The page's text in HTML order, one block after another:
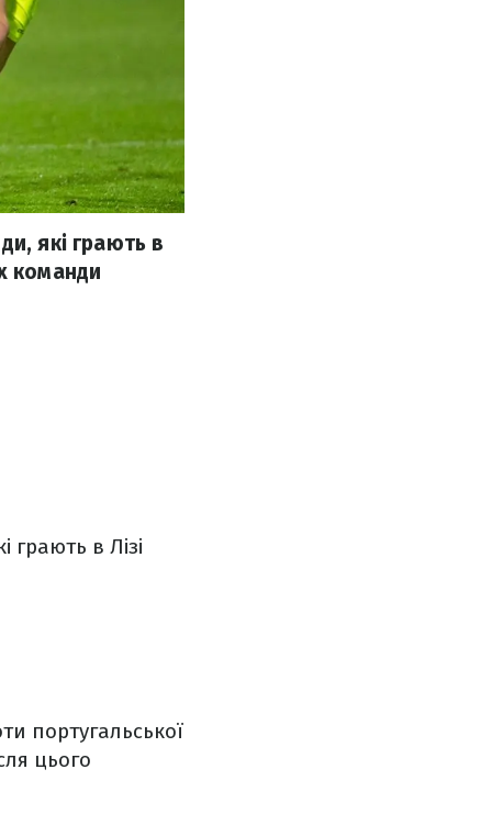
які грають в
команди
грають в Лізі
португальської
цього